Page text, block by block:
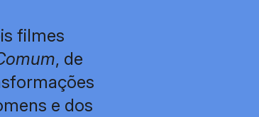
filmes
, de
e dos